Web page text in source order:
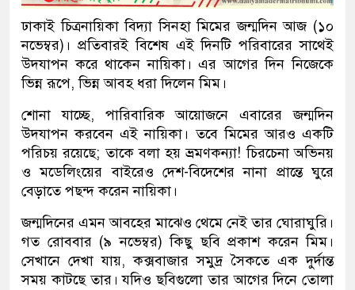
ঢাকাই চিত্রনায়িকা বিদ্যা সিনহা মিমের জন্মদিন আজ (১০
নভেম্বর)। প্রতিবারই বিশেষ এই দিনটি পরিবারের সাথেই
উদযাপন করে থাকেন নায়িকা। এর আগের দিন নিজেকে
ভিন্ন রূপে, ভিন্ন আবহ ধরা দিলেন মিম।
শোনা যাচ্ছে, পারিবারিক আয়োজনে এবারের জন্মদিন
উদযাপন করবেন এই নায়িকা। তবে মিমের আরও একটি
পরিচয় রয়েছে; তাকে বলা হয় ভ্রমণকন্যা! চিরচেনা অভিনয়
ও মডেলিংয়ের বাইরেও দেশ-বিদেশের নানা প্রান্তে ঘুরে
বেড়াতে পছন্দ করেন নায়িকা।
জন্মদিনের এমন আবহের মাঝেও থেমে নেই তার ঘোরাঘুরি।
গত রোববার (৯ নভেম্বর) কিছু ছবি প্রকাশ করেন মিম।
সেখানে দেখা যায়, কক্সবাজার সমুদ্র সৈকতে এক দুর্দান্ত
সময় কাটছে তার। যদিও ছবিগুলো তার আগের দিনে তোলা